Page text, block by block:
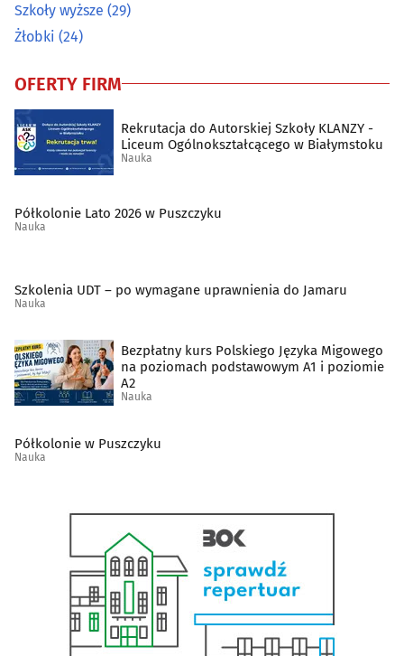
Szkoły wyższe (29)
Żłobki (24)
OFERTY FIRM
Rekrutacja do Autorskiej Szkoły KLANZY -
Liceum Ogólnokształcącego w Białymstoku
Nauka
Półkolonie Lato 2026 w Puszczyku
Nauka
Szkolenia UDT – po wymagane uprawnienia do Jamaru
Nauka
Bezpłatny kurs Polskiego Języka Migowego
na poziomach podstawowym A1 i poziomie
A2
Nauka
Półkolonie w Puszczyku
Nauka